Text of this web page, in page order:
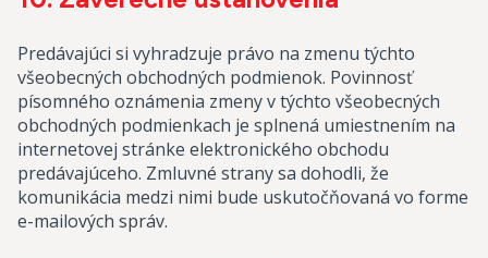
Predávajúci si vyhradzuje právo na zmenu týchto
všeobecných obchodných podmienok. Povinnosť
písomného oznámenia zmeny v týchto všeobecných
obchodných podmienkach je splnená umiestnením na
internetovej stránke elektronického obchodu
predávajúceho. Zmluvné strany sa dohodli, že
komunikácia medzi nimi bude uskutočňovaná vo forme
e-mailových správ.